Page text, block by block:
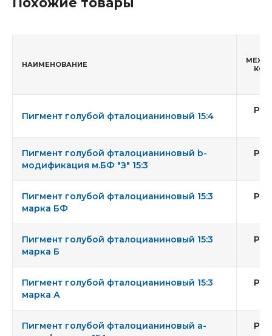
НАИМЕНОВАНИЕ
Пигмент голубой фталоцианиновый 15:4
Пигмент голубой фталоцианиновый b-
модификация м.БФ "З" 15:3
Пигмент голубой фталоцианиновый 15:3
марка БФ
Пигмент голубой фталоцианиновый 15:3
марка Б
Пигмент голубой фталоцианиновый 15:3
марка А
Пигмент голубой фталоцианиновый а-